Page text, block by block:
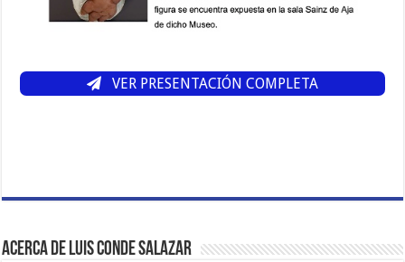
VER PRESENTACIÓN COMPLETA
Acerca de Luis Conde Salazar